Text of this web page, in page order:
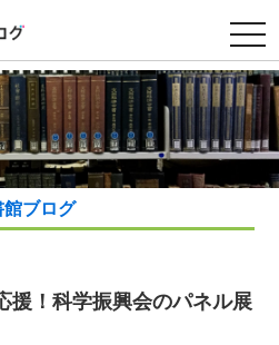
t
o
g
g
l
e
a
v
i
t
館ブログ
援！科学振興会のパネル展